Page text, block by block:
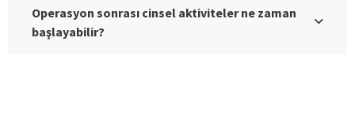
Operasyon sonrası cinsel aktiviteler ne zaman
başlayabilir?